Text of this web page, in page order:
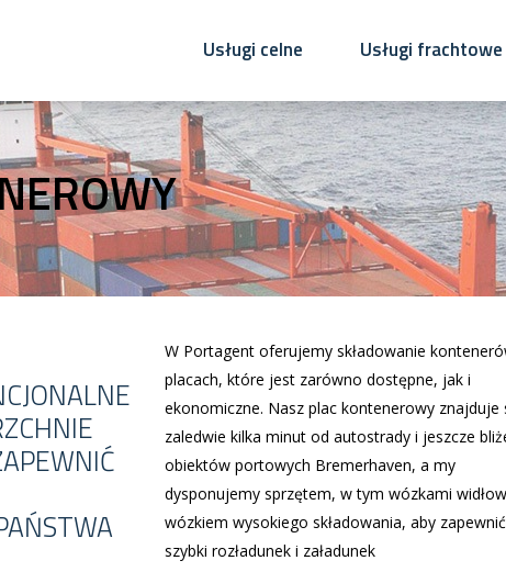
Usługi celne Usługi frachtowe
W Portagent oferujemy składowanie
placach, które jest zarówno dostępne, jak i
ekonomiczne. Nasz plac kontenerowy znajduje
zaledwie kilka minut od autostrady i jeszcze
obiektów portowych Bremerhaven, a my
dysponujemy sprzętem, w tym wózkami
wózkiem wysokiego składowania, aby zapewnić
szybki rozładunek i załadunek